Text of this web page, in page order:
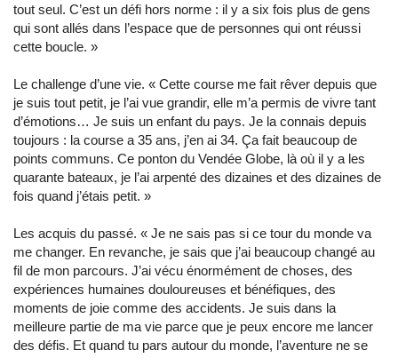
tout seul. C’est un défi hors norme : il y a six fois plus de gens
qui sont allés dans l’espace que de personnes qui ont réussi
cette boucle. »
Le challenge d’une vie. « Cette course me fait rêver depuis que
je suis tout petit, je l’ai vue grandir, elle m’a permis de vivre tant
d’émotions… Je suis un enfant du pays. Je la connais depuis
toujours : la course a 35 ans, j’en ai 34. Ça fait beaucoup de
points communs. Ce ponton du Vendée Globe, là où il y a les
quarante bateaux, je l’ai arpenté des dizaines et des dizaines de
fois quand j’étais petit. »
Les acquis du passé. « Je ne sais pas si ce tour du monde va
me changer. En revanche, je sais que j’ai beaucoup changé au
fil de mon parcours. J’ai vécu énormément de choses, des
expériences humaines douloureuses et bénéfiques, des
moments de joie comme des accidents. Je suis dans la
meilleure partie de ma vie parce que je peux encore me lancer
des défis. Et quand tu pars autour du monde, l’aventure ne se